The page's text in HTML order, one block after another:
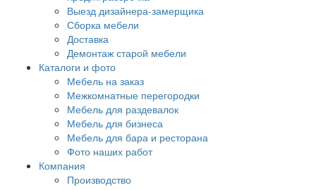
Выезд дизайнера-замерщика
Сборка мебели
Доставка
Демонтаж старой мебели
Каталоги и фото
Мебель на заказ
Межкомнатные перегородки
Мебель для раздевалок
Мебель для бизнеса
Мебель для бара и ресторана
Фото наших работ
Компания
Производство